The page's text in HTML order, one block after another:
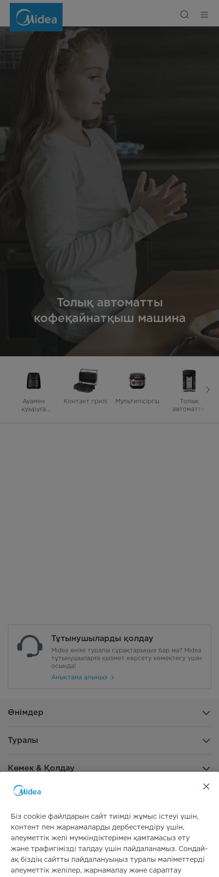
автоматты
кофеқайнатқыш
Толық автоматты
кофеқайнатқыш машина
Ауамен
қуыруға
Контакт грилі Mультипісіргіш
Толық
автоматты
Тұтынушыларды қолдау
Midea өнімі туралы сұрақтарыңыз бар ма? Midea
тұтынушыларға қызмет көрсету көмектесу үшін
осында!
Анықтама алыңыз
Өнімдер
Туралы
Көмек & Қолдау
Жаһандық демеушілік
Біз cookie файлдарын сайт тиімді жұмыс істеуі үшін,
контент пен жарнамаларды дербестендіру үшін,
әлеуметтік желі мүмкіндіктерімен қамтамасыз ету
және трафигімізді талдау үшін пайдаланамыз. Сондай-
ақ біздің сайтты пайдалануыңыз туралы мәліметтерді
әлеуметтік желілер, жарнамалау және сараптау